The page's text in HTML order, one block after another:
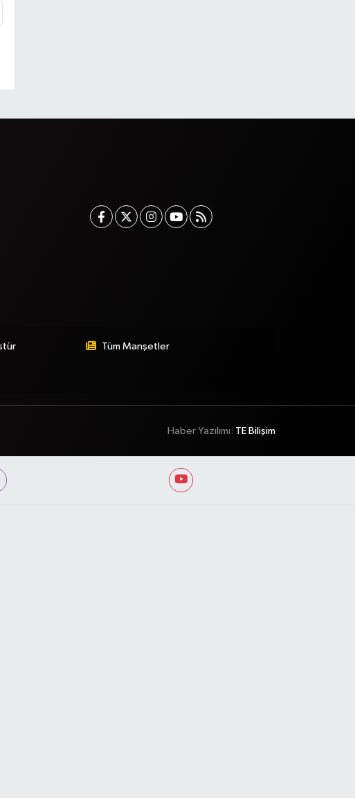
Tüm Manşetler
Haber Yazılımı: TE Bilişim